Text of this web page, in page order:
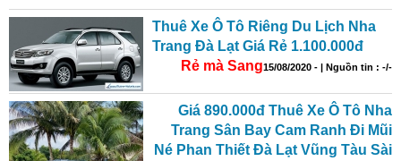
Thuê Xe Ô Tô Riêng Du Lịch Nha
Trang Đà Lạt Giá Rẻ 1.100.000đ
Rẻ mà Sang15/08/2020 - | Nguồn tin : -/-
Giá 890.000đ Thuê Xe Ô Tô Nha
Trang Sân Bay Cam Ranh Đi Mũi
Né Phan Thiết Đà Lạt Vũng Tàu Sài